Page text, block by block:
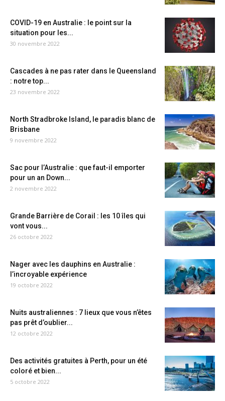
COVID-19 en Australie : le point sur la
situation pour les...
30 novembre 2022
Cascades à ne pas rater dans le Queensland
: notre top...
23 novembre 2022
North Stradbroke Island, le paradis blanc de
Brisbane
9 novembre 2022
Sac pour l’Australie : que faut-il emporter
pour un an Down...
2 novembre 2022
Grande Barrière de Corail : les 10 îles qui
vont vous...
26 octobre 2022
Nager avec les dauphins en Australie :
l’incroyable expérience
19 octobre 2022
Nuits australiennes : 7 lieux que vous n’êtes
pas prêt d’oublier...
12 octobre 2022
Des activités gratuites à Perth, pour un été
coloré et bien...
5 octobre 2022